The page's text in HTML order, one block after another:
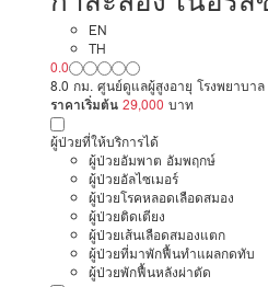
ถนนนราธิวาสร
10
EN
TH
0.0
8.0 กม. ศูนย์ดูแลผู้สูงอายุ โรงพยาบาล
ราคาเริ่มต้น 29,000 บาท
ผู้ป่วยที่ให้บริการได้
ผู้ป่วยอัมพาต อัมพฤกษ์
ผู้ป่วยอัลไซเมอร์
ผู้ป่วยโรคหลอดเลือดสมอง
ผู้ป่วยติดเตียง
ผู้ป่วยเส้นเลือดสมองแตก
ผู้ป่วยที่มาพักฟื้นทำแผลกดทับ
ผู้ป่วยพักฟื้นหลังผ่าตัด